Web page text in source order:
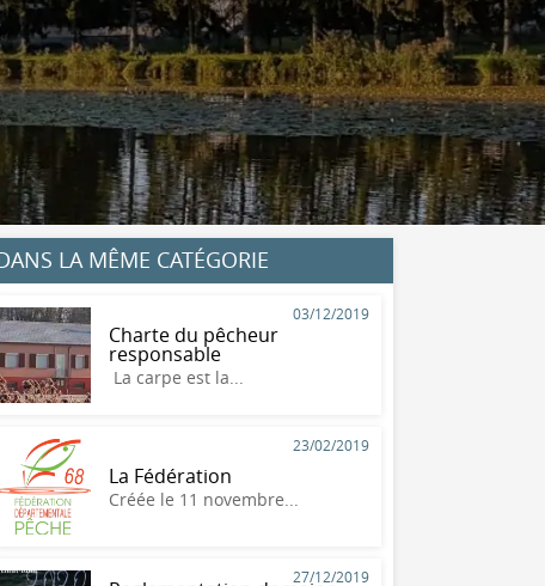
LA MÊME CATÉGORIE
03/12/2019
Charte du pêcheur
responsable
La carpe est la...
23/02/2019
La Fédération
Créée le 11 novembre...
27/12/2019